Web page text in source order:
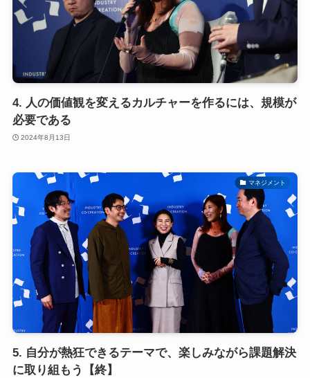
4. 人の価値観を変えるカルチャーを作るには、規模が
必要である
2024年8月13日
マネジメント
5. 自分が熱狂できるテーマで、楽しみながら課題解決
に取り組もう【終】